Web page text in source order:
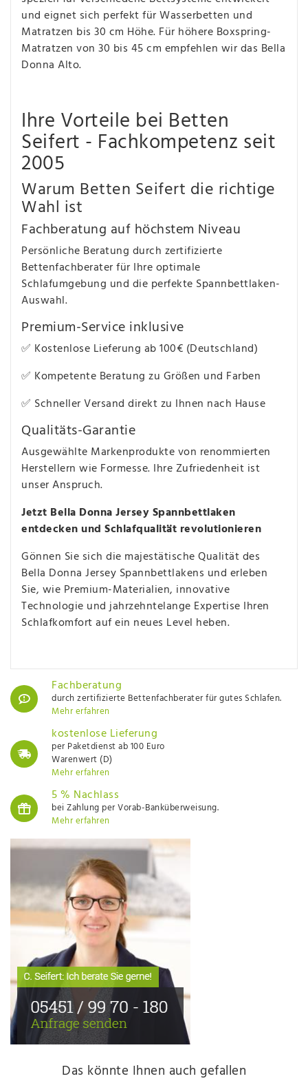
und eignet sich perfekt für Wasserbetten und
Matratzen bis 30 cm Höhe. Für höhere Boxspring-
Matratzen von 30 bis 45 cm empfehlen wir das Bella
Donna Alto.
Ihre Vorteile bei Betten
Seifert - Fachkompetenz seit
2005
Warum Betten Seifert die richtige
Wahl ist
Fachberatung auf höchstem Niveau
Persönliche Beratung durch zertifizierte
Bettenfachberater für Ihre optimale
Schlafumgebung und die perfekte Spannbettlaken-
Auswahl.
Premium-Service inklusive
✅ Kostenlose Lieferung ab 100€ (Deutschland)
✅ Kompetente Beratung zu Größen und Farben
✅ Schneller Versand direkt zu Ihnen nach Hause
Qualitäts-Garantie
Ausgewählte Markenprodukte von renommierten
Herstellern wie Formesse. Ihre Zufriedenheit ist
unser Anspruch.
Jetzt Bella Donna Jersey Spannbettlaken
entdecken und Schlafqualität revolutionieren
Gönnen Sie sich die majestätische Qualität des
Bella Donna Jersey Spannbettlakens und erleben
Sie, wie Premium-Materialien, innovative
Technologie und jahrzehntelange Expertise Ihren
Schlafkomfort auf ein neues Level heben.
Fachberatung
durch zertifizierte Bettenfachberater für gutes Schlafen.
Mehr erfahren
kostenlose Lieferung
per Paketdienst ab 100 Euro
Warenwert (D)
Mehr erfahren
5 % Nachlass
bei Zahlung per Vorab-Banküberweisung.
Mehr erfahren
Das könnte Ihnen auch gefallen